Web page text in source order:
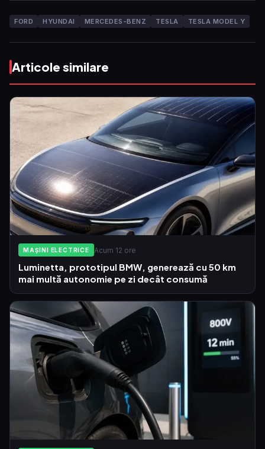
FORD HYUNDAI MERCEDES-BENZ TESLA TESLA MODEL Y
Articole similare
MAȘINI ELECTRICE Acum 12 ore
Luminetta, prototipul BMW, generează cu 50 km
mai multă autonomie pe zi decât consumă